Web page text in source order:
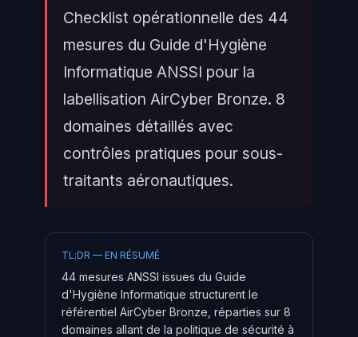
Checklist opérationnelle des 44
mesures du Guide d'Hygiène
Informatique ANSSI pour la
labellisation AirCyber Bronze. 8
domaines détaillés avec
contrôles pratiques pour sous-
traitants aéronautiques.
TL;DR — EN RÉSUMÉ
44 mesures ANSSI issues du Guide
d'Hygiène Informatique structurent le
référentiel AirCyber Bronze, réparties sur 8
domaines allant de la politique de sécurité à